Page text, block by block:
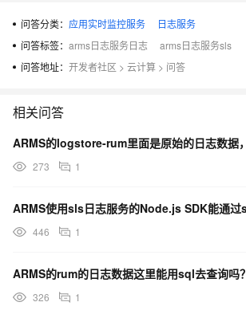
问答分类： 应用实时监控服务
日志服务
问答标签： arms日志服务日志
arms日志服务sls
问答地址： 开发者社区 > 云计算 > 问答
相关问答
273 1
446 1
ARMS的rum的日志数据这里能用sql去查询吗？
326 1